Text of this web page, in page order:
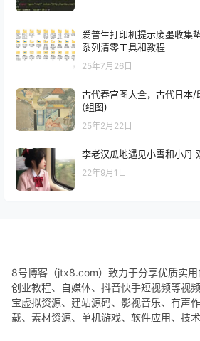
爱普生打印机提示废墨收集
系列清零工具和教程
25年7月26日
古代春宫图大全，古代日本
(组图)
25年2月22日
李老汉瓜地遇见小雪和小丹
22年9月1日
8号博客（jtx8.com）致力于分享优质实
创业教程、自媒体、抖音快手短视频等视
宝虚拟资源、建站源码、影视音乐、有声
载、素材资源、单机游戏、软件应用、技术